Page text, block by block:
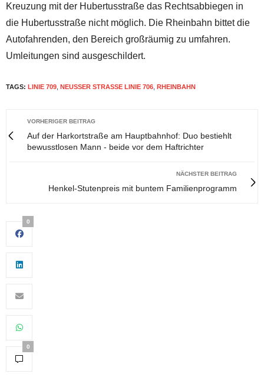
Kreuzung mit der Hubertusstraße das Rechtsabbiegen in
die Hubertusstraße nicht möglich. Die Rheinbahn bittet die
Autofahrenden, den Bereich großräumig zu umfahren.
Umleitungen sind ausgeschildert.
TAGS: LINIE 709 NEUSSER STRASSE LINIE 706 RHEINBAHN
VORHERIGER BEITRAG
Auf der Harkortstraße am Hauptbahnhof: Duo bestiehlt
bewusstlosen Mann - beide vor dem Haftrichter
NÄCHSTER BEITRAG
Henkel-Stutenpreis mit buntem Familienprogramm
0
0